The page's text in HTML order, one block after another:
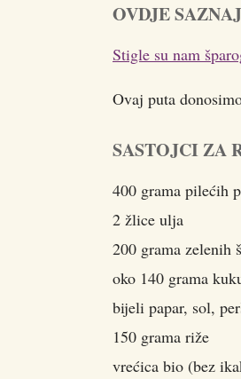
OVDJE
Stigle su nam
Ovaj puta
SASTOJCI ZA
400 grama pilećih
2 žlice ulja
200 grama zelenih
oko 140 grama
bijeli papar, sol,
150 grama riže
vrećica bio (bez